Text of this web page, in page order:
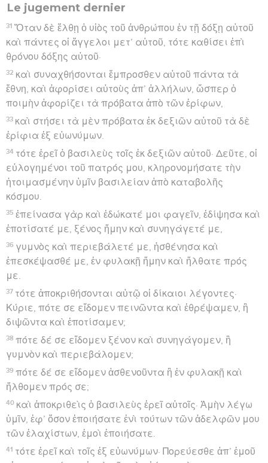
Le jugement dernier
31 Ὅταν δὲ ἔλθῃ ὁ υἱὸς τοῦ ἀνθρώπου ἐν τῇ δόξῃ αὐτοῦ
καὶ πάντες οἱ ἄγγελοι μετ’ αὐτοῦ, τότε καθίσει ἐπὶ
θρόνου δόξης αὐτοῦ·
32 καὶ συναχθήσονται ἔμπροσθεν αὐτοῦ πάντα τὰ
ἔθνη, καὶ ἀφορίσει αὐτοὺς ἀπ’ ἀλλήλων, ὥσπερ ὁ
ποιμὴν ἀφορίζει τὰ πρόβατα ἀπὸ τῶν ἐρίφων,
33 καὶ στήσει τὰ μὲν πρόβατα ἐκ δεξιῶν αὐτοῦ τὰ δὲ
ἐρίφια ἐξ εὐωνύμων.
34 τότε ἐρεῖ ὁ βασιλεὺς τοῖς ἐκ δεξιῶν αὐτοῦ· Δεῦτε, οἱ
εὐλογημένοι τοῦ πατρός μου, κληρονομήσατε τὴν
ἡτοιμασμένην ὑμῖν βασιλείαν ἀπὸ καταβολῆς
κόσμου.
35 ἐπείνασα γὰρ καὶ ἐδώκατέ μοι φαγεῖν, ἐδίψησα καὶ
ἐποτίσατέ με, ξένος ἤμην καὶ συνηγάγετέ με,
36 γυμνὸς καὶ περιεβάλετέ με, ἠσθένησα καὶ
ἐπεσκέψασθέ με, ἐν φυλακῇ ἤμην καὶ ἤλθατε πρός
με.
37 τότε ἀποκριθήσονται αὐτῷ οἱ δίκαιοι λέγοντες·
Κύριε, πότε σε εἴδομεν πεινῶντα καὶ ἐθρέψαμεν, ἢ
διψῶντα καὶ ἐποτίσαμεν;
38 πότε δέ σε εἴδομεν ξένον καὶ συνηγάγομεν, ἢ
γυμνὸν καὶ περιεβάλομεν;
39 πότε δέ σε εἴδομεν ἀσθενοῦντα ἢ ἐν φυλακῇ καὶ
ἤλθομεν πρός σε;
40 καὶ ἀποκριθεὶς ὁ βασιλεὺς ἐρεῖ αὐτοῖς· Ἀμὴν λέγω
ὑμῖν, ἐφ’ ὅσον ἐποιήσατε ἑνὶ τούτων τῶν ἀδελφῶν μου
τῶν ἐλαχίστων, ἐμοὶ ἐποιήσατε.
41 τότε ἐρεῖ καὶ τοῖς ἐξ εὐωνύμων· Πορεύεσθε ἀπ’ ἐμοῦ